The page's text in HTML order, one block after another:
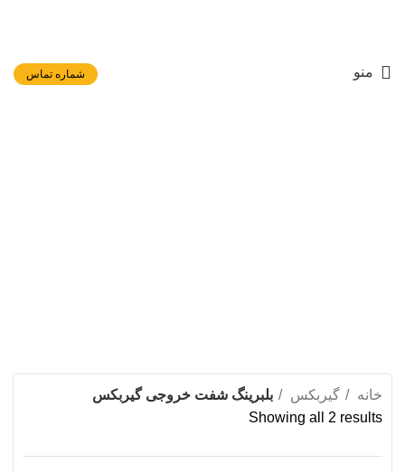
منو شماره تماس
خانه گیربکس
بلبرینگ شفت خروجی گیربکس
Showing all 2 results